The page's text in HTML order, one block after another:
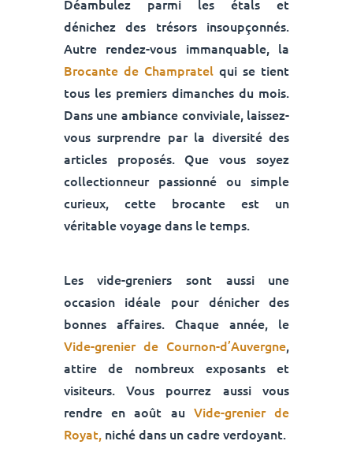
Déambulez parmi les étals et
dénichez des trésors insoupçonnés.
Autre rendez-vous immanquable, la
Brocante de Champratelqui se tient
tous les premiers dimanches du mois.
Dans une ambiance conviviale, laissez-
vous surprendre par la diversité des
articles proposés. Que vous soyez
collectionneur passionné ou simple
curieux, cette brocante est un
véritable voyage dans le temps.
Les vide-greniers sont aussi une
occasion idéale pour dénicher des
bonnes affaires. Chaque année, le
Vide-grenier de Cournon-d’Auvergne,
attire de nombreux exposants et
visiteurs. Vous pourrez aussi vous
rendre en août auVide-grenier de
Royat, niché dans un cadre verdoyant.